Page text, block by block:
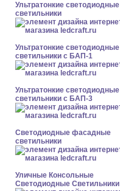
Ультратонкие светодиодные
светильники
Ультратонкие светодиодные
светильники с БАП-1
Ультратонкие светодиодные
светильники с БАП-3
Светодиодные фасадные
светильники
Уличные Консольные
Светодиодные Светильники